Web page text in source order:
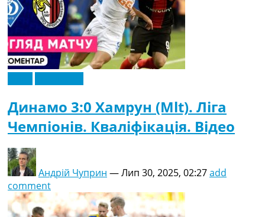
Динамо 3:0 Хамрун (Mlt). Ліга
Чемпіонів. Кваліфікація. Відео
Андрій Чуприн —Лип 30, 2025, 02:27add
comment